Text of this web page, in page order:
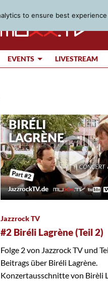
EVENTS LIVESTREAM
Jazzrock TV
#2 Biréli Lagrène (Teil 2)
Folge 2 von Jazzrock TV und
Beitrags über Biréli Lagrène.
Konzertausschnitte von Birèli
to ensure best